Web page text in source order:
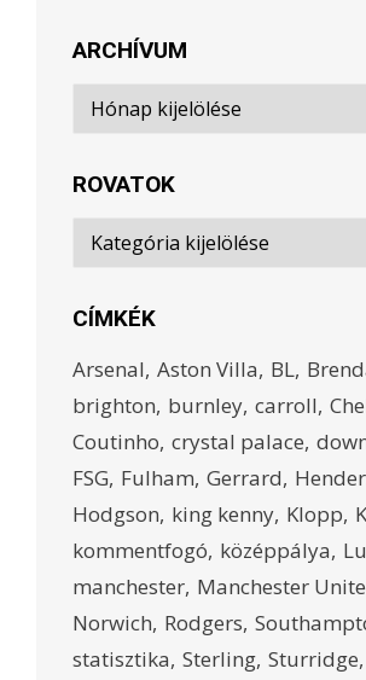
ARCHÍVUM
Archívum
ROVATOK
Rovatok
CÍMKÉK
Arsenal Aston Villa BL
brighton burnley carroll
Coutinho crystal palace
FSG Fulham Gerrard
Hodgson king kenny Klopp
kommentfogó középpálya
manchester Manchester
Norwich Rodgers
statisztika Sterling Sturridge